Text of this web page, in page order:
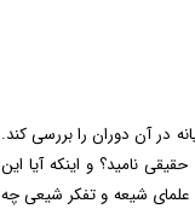
در آن دوران را بررسی کند.
نامید؟ و اینکه آیا این
علمای شیعه و تفکر شیعی چه